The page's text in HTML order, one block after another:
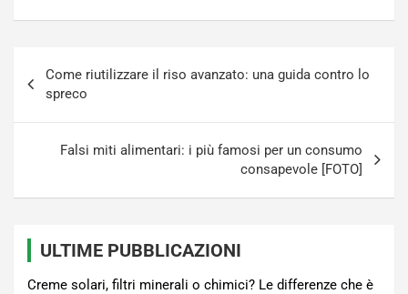
articoli
Come riutilizzare il riso avanzato: una guida contro lo
spreco
Falsi miti alimentari: i più famosi per un consumo
consapevole [FOTO]
ULTIME PUBBLICAZIONI
Creme solari, filtri minerali o chimici? Le differenze che è